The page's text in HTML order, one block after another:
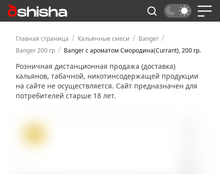
Главная страница / Кальянные смеси / Banger /
Banger 200 гр / Banger с ароматом Смородина(Currant), 200 гр.
Розничная дистанционная продажа (доставка)
кальянов, табачной, никотинсодержащей продукции
на сайте не осуществляется. Сайт предназначен для
потребителей старше 18 лет.